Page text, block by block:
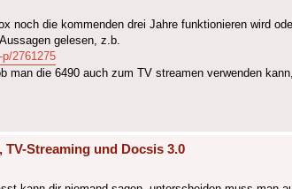
noch die kommenden drei Jahre funktionieren wird
gelesen, z.b.
2761275
man die 6490 auch zum TV streamen verwenden
Streaming und Docsis 3.0